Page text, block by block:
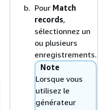
Pour Match
records,
sélectionnez un
ou plusieurs
enregistrements.
Note
Lorsque vous
utilisez le
générateur